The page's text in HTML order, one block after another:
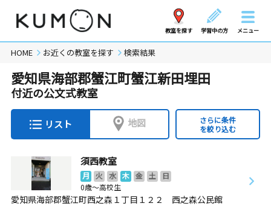
教室を探す 学習中の方 メニュー
HOME お近くの教室を探す 検索結果
愛知県海部郡蟹江町蟹江新田埋田
付近の公文式教室
リスト 地図
さらに条件
を絞り込む
須西教室
月 火 水 木 金 土
日
0歳～高校生
愛知県海部郡蟹江町西之森１丁目１２２ 西之森公民館